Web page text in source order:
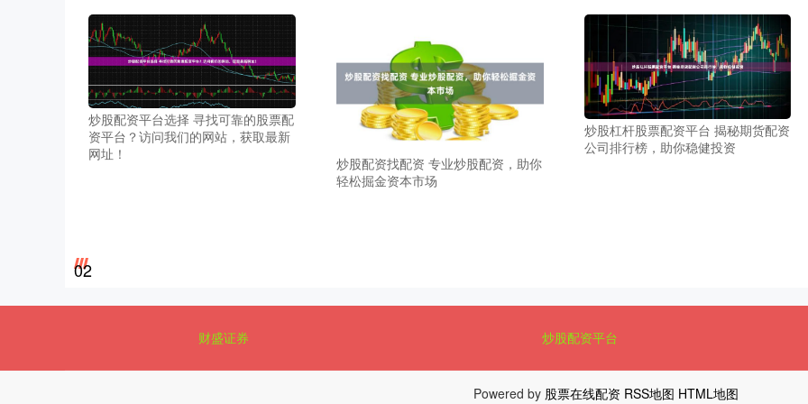
炒股配资平台选择 寻找可靠的股票配
资平台？访问我们的网站，获取最新
网址！
炒股配资找配资 专业炒股配资，助你
轻松掘金资本市场
炒股杠杆股票配资平台 揭秘期货配资
公司排行榜，助你稳健投资
02
财盛证券 炒股配资平台
Powered by 股票在线配资 RSS地图 HTML地图